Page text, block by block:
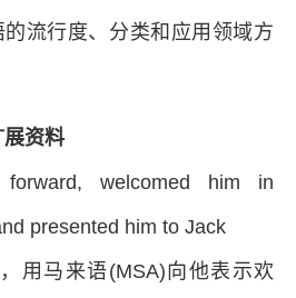
流行度、分类和应用领域方
资料
welcomed him in
presented him to Jack
用马来语(MSA)向他表示欢